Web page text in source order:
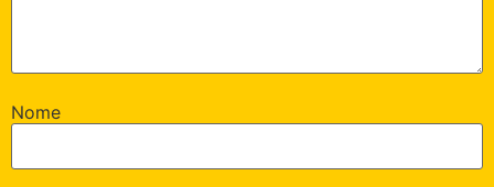
Nome